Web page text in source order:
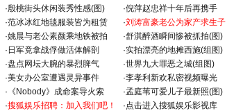
·殷桃街头休闲装秀性感(图) ·倪萍赵忠祥十年后再携手
·范冰冰红地毯服装皆为租赁 ·刘涛富豪老公为家产求生子
·姚晨与老公素颜乘地铁被拍 ·舒淇醉酒瞬间惨被抓拍(图)
· 日军竟拿战俘做活体解剖 ·实拍漂亮的地摊西施(组图)
·盘点网坛大腕的暴烈脾气 ·世界九大罪恶之城(组图)
·美女办公室遭遇灵异事件 ·李孝利新欢私密视频曝光
· 《Nobody》成命案导火索 ·孟庭苇可爱儿子最新照(图)
·搜狐娱乐招聘：加入我们吧！ ·点击进入搜狐娱乐影视库